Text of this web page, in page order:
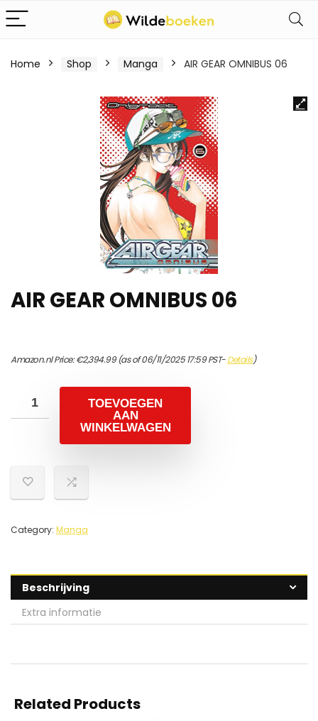
Home Shop Manga AIR GEAR OMNIBUS 06
AIR GEAR OMNIBUS 06
Amazon.nl Price:€2,394.99(as of 06/11/2025 17:59 PST-Details)
TOEVOEGEN
AAN
WINKELWAGEN
Category: Manga
Beschrijving
Extra informatie
Related Products